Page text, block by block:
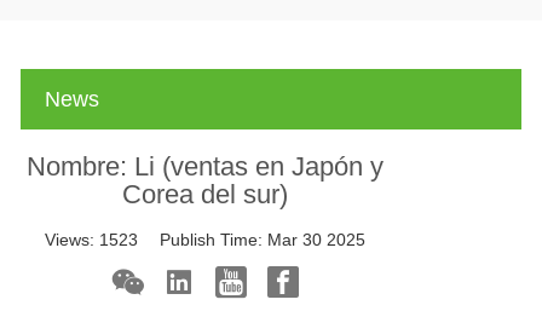
News
Nombre: Li (ventas en Japón y
Corea del sur)
Views: 1523 Publish Time: Mar 30 2025